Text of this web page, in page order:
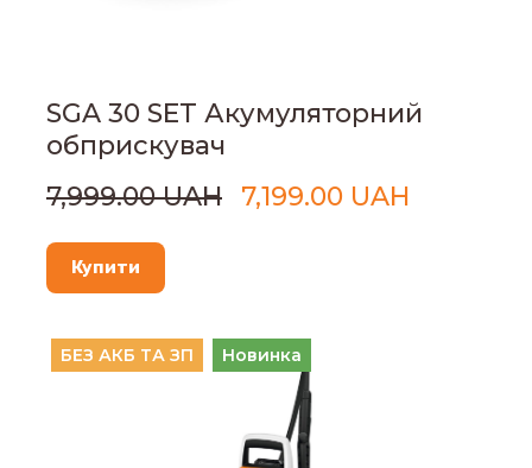
SGA 30 SET Акумуляторний
обприскувач
7,999.00 UAH
7,199.00 UAH
Купити
БЕЗ АКБ ТА ЗП Новинка